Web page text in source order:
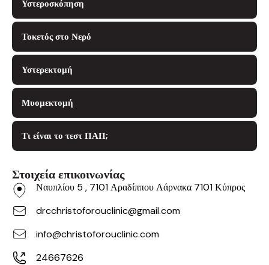
Υστεροσκόπηση
Τοκετός στο Νερό
Υστερεκτομή
Μυομεκτομή
Τι είναι το τεστ ΠΑΠ;
Στοιχεία επικοινωνίας
Ναυπλίου 5 , 7101 Αραδίππου Λάρνακα 7101 Κύπρος
drcchristoforouclinic@gmail.com
info@christoforouclinic.com
24667626